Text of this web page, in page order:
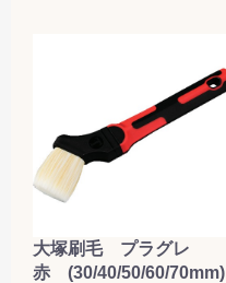
大塚刷毛 プラグレ
赤 (30/40/50/60/70mm)